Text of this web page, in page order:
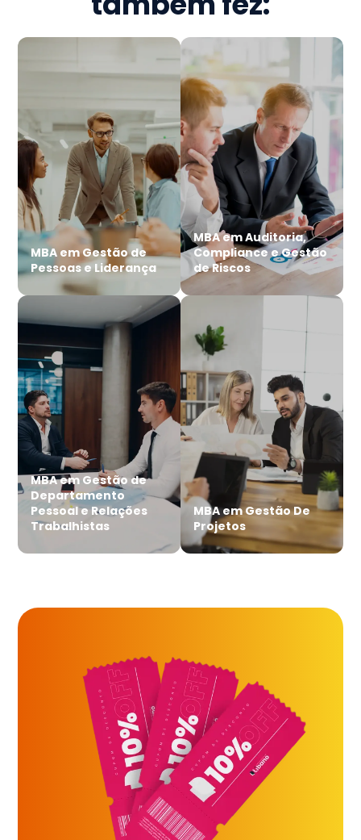
MBA em Gestão de
Pessoas e Liderança
MBA em Auditoria,
Compliance e Gestão
de Riscos
MBA em Gestão de
Departamento
Pessoal e Relações
Trabalhistas
MBA em Gestão De
Projetos